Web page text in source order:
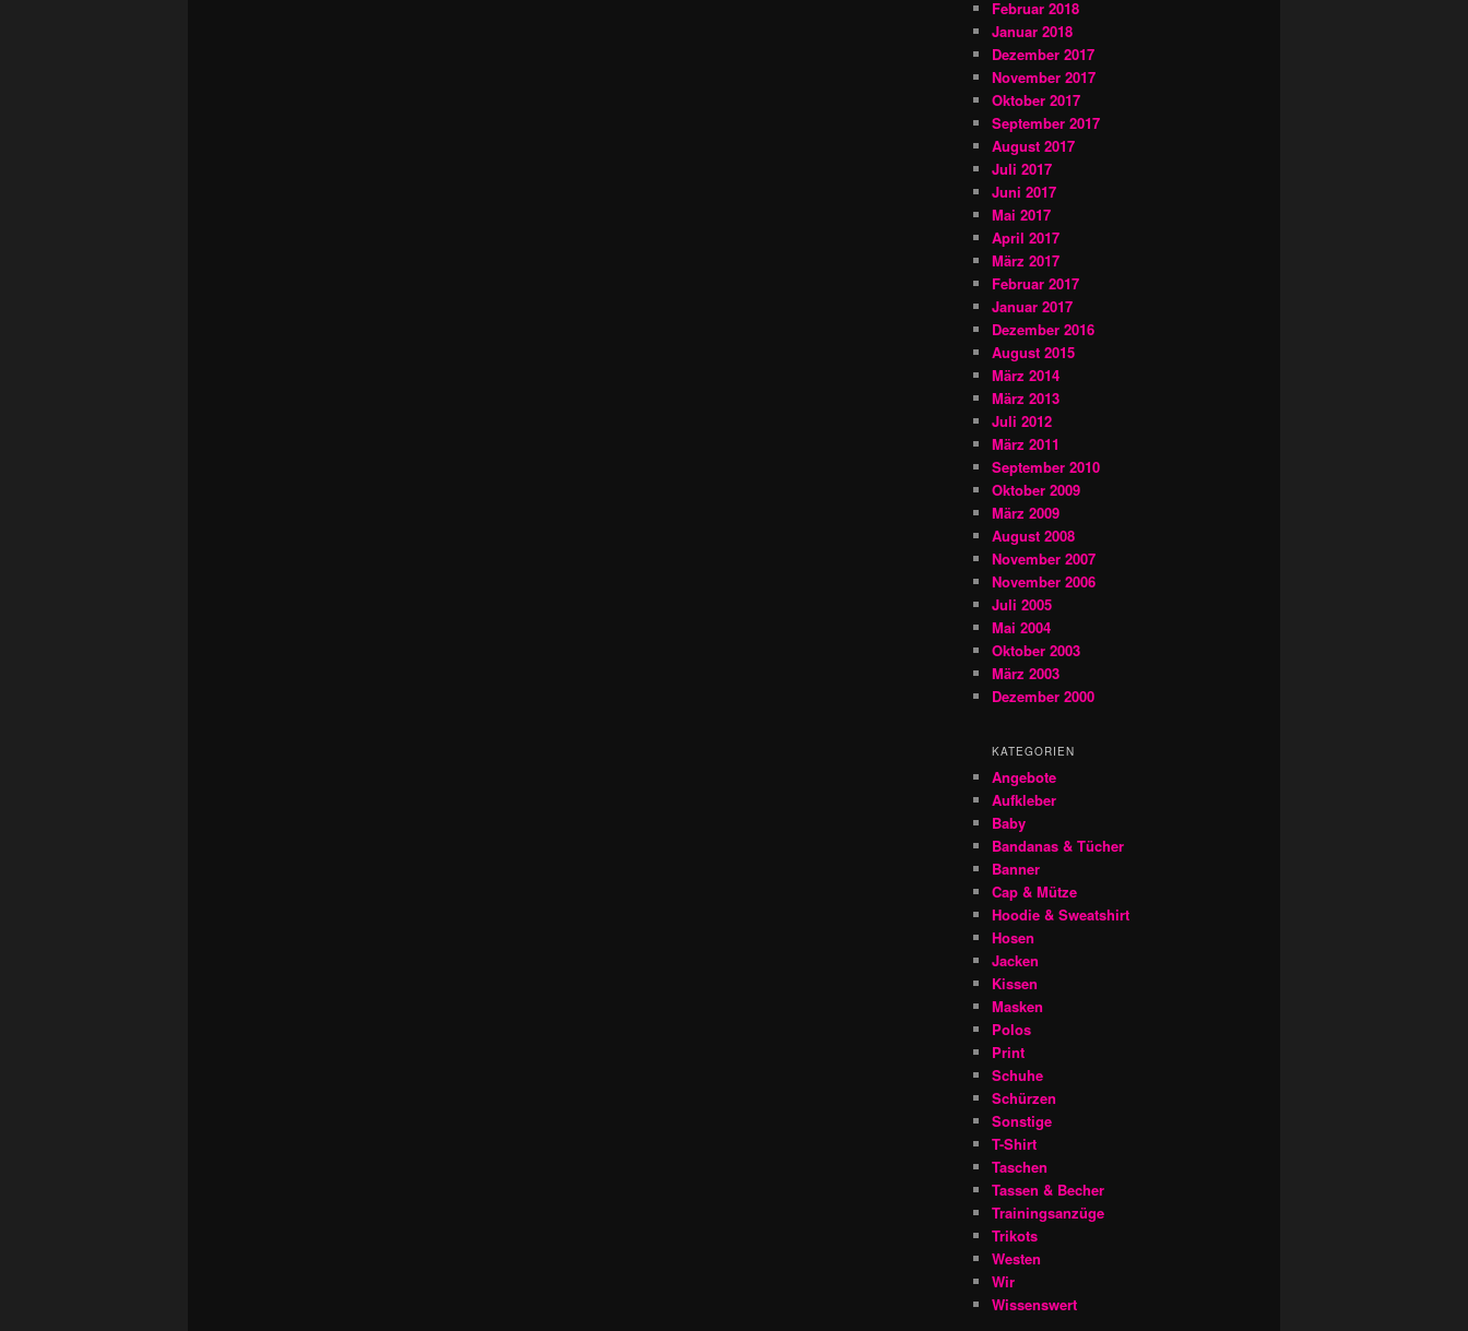
Februar 2018
Januar 2018
Dezember 2017
November 2017
Oktober 2017
September 2017
August 2017
Juli 2017
Juni 2017
Mai 2017
April 2017
März 2017
Februar 2017
Januar 2017
Dezember 2016
August 2015
März 2014
März 2013
Juli 2012
März 2011
September 2010
Oktober 2009
März 2009
August 2008
November 2007
November 2006
Juli 2005
Mai 2004
Oktober 2003
März 2003
Dezember 2000
KATEGORIEN
Angebote
Aufkleber
Baby
Bandanas & Tücher
Banner
Cap & Mütze
Hoodie & Sweatshirt
Hosen
Jacken
Kissen
Masken
Polos
Print
Schuhe
Schürzen
Sonstige
T-Shirt
Taschen
Tassen & Becher
Trainingsanzüge
Trikots
Westen
Wir
Wissenswert